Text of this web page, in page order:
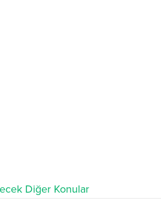
Diğer Konular